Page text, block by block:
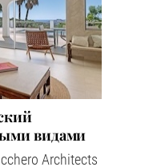
видами
Architects